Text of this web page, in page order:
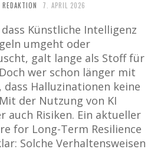
7. APRIL 2026
Künstliche Intelligenz
umgeht oder
galt lange als Stoff für
wer schon länger mit
Halluzinationen keine
der Nutzung von KI
auch Risiken. Ein aktueller
for Long-Term Resilience
Solche Verhaltensweisen